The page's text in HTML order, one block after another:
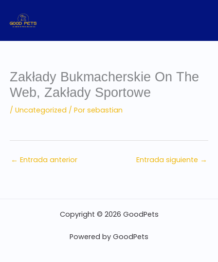
contenido
Zakłady Bukmacherskie On The
Web, Zakłady Sportowe
/ Uncategorized / Por sebastian
← Entrada anterior Entrada siguiente →
Copyright © 2026 GoodPets
Powered by GoodPets